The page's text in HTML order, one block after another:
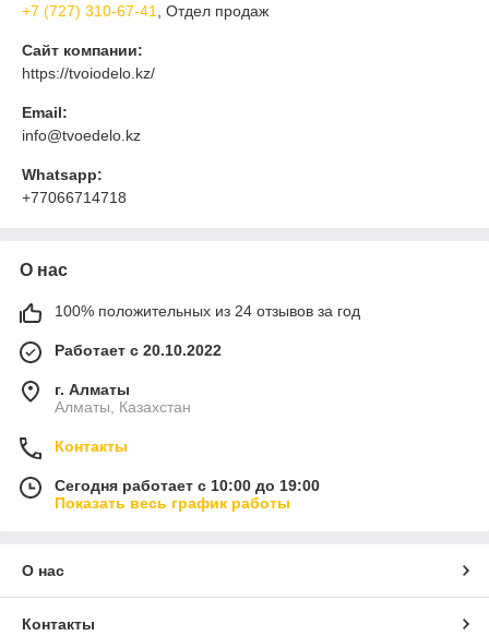
+7 (727) 310-67-41
, Отдел продаж
Сайт компании:
https://tvoiodelo.kz/
Email:
info@tvoedelo.kz
Whatsapp:
+77066714718
О нас
100% положительных из 24 отзывов за год
Работает с 20.10.2022
г. Алматы
Алматы, Казахстан
Контакты
Сегодня работает с 10:00 до 19:00
Показать весь график работы
О нас
Контакты